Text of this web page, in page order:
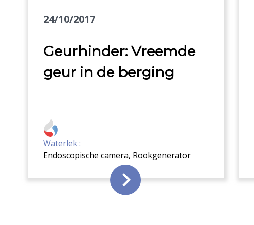
24/10/2017
Geurhinder: Vreemde
geur in de berging
Waterlek :
Endoscopische camera, Rookgenerator